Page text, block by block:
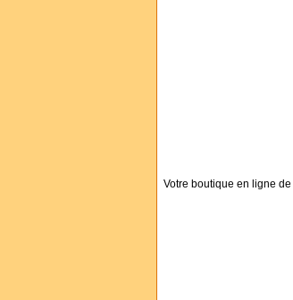
Votre boutique en ligne de